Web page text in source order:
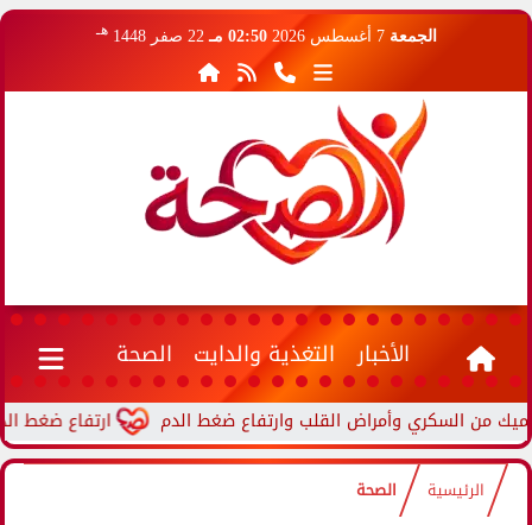
الجمعة 7 أغسطس 2026 02:50 مـ 22 صفر 1448 هـ
الأخبار التغذية والدايت الصحة
ارتفاع ضغط الدم
الرئيسية الصحة